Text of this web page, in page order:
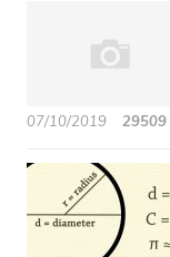
07/10/2019 29509